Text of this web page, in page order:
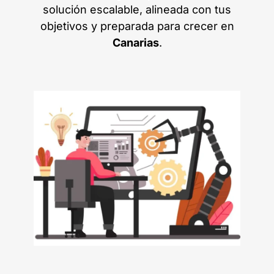
solución escalable, alineada con tus
objetivos y preparada para crecer en
Canarias.